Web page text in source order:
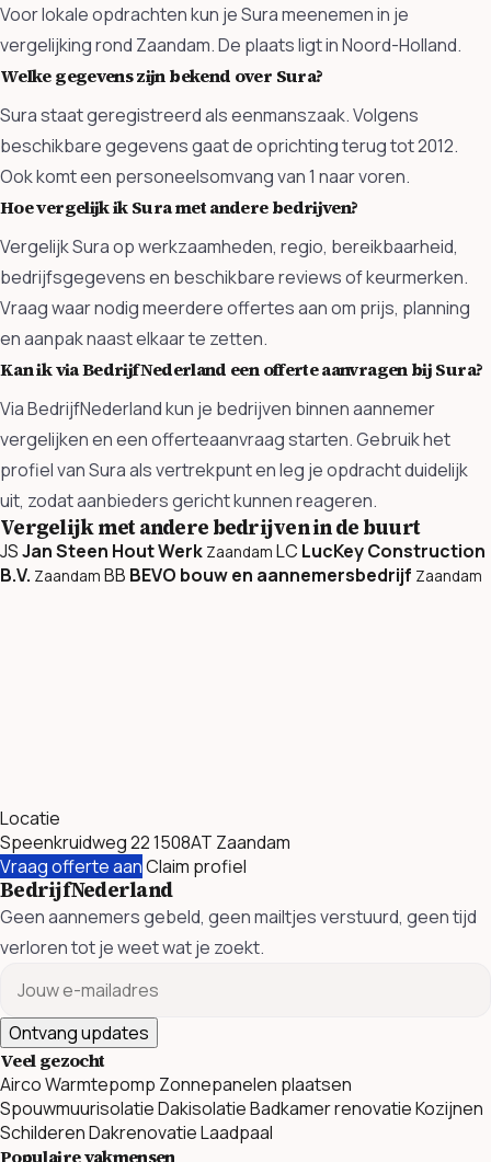
Voor lokale opdrachten kun je Sura meenemen in je
vergelijking rond Zaandam. De plaats ligt in Noord-Holland.
Welke gegevens zijn bekend over Sura?
Sura staat geregistreerd als eenmanszaak. Volgens
beschikbare gegevens gaat de oprichting terug tot 2012.
Ook komt een personeelsomvang van 1 naar voren.
Hoe vergelijk ik Sura met andere bedrijven?
Vergelijk Sura op werkzaamheden, regio, bereikbaarheid,
bedrijfsgegevens en beschikbare reviews of keurmerken.
Vraag waar nodig meerdere offertes aan om prijs, planning
en aanpak naast elkaar te zetten.
Kan ik via BedrijfNederland een offerte aanvragen bij Sura?
Via BedrijfNederland kun je bedrijven binnen aannemer
vergelijken en een offerteaanvraag starten. Gebruik het
profiel van Sura als vertrekpunt en leg je opdracht duidelijk
uit, zodat aanbieders gericht kunnen reageren.
Vergelijk met andere bedrijven in de buurt
JSJan Steen Hout Werk Zaandam LC LucKey Construction
B.V. Zaandam BB BEVO bouw en aannemersbedrijf Zaandam
Locatie
Speenkruidweg 22 1508AT Zaandam
Vraag offerte aanClaim profiel
BedrijfNederland
Geen aannemers gebeld, geen mailtjes verstuurd, geen tijd
verloren tot je weet wat je zoekt.
Ontvang updates
Veel gezocht
AircoWarmtepomp Zonnepanelen plaatsen
SpouwmuurisolatieDakisolatieBadkamer renovatieKozijnen
SchilderenDakrenovatieLaadpaal
Populaire vakmensen